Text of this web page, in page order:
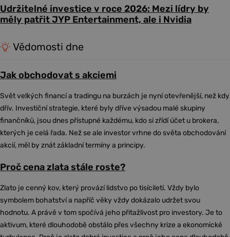
Udržitelné investice v roce 2026: Mezi lídry by
měly patřit JYP Entertainment, ale i Nvidia
Vědomosti dne
Jak obchodovat s akciemi
Svět velkých financí a tradingu na burzách je nyní otevřenější, než kdy
dřív. Investiční strategie, které byly dříve výsadou malé skupiny
finančníků, jsou dnes přístupné každému, kdo si zřídí účet u brokera,
kterých je celá řada. Než se ale investor vrhne do světa obchodování
akcií, měl by znát základní termíny a principy.
Proč cena zlata stále roste?
Zlato je cenný kov, který provází lidstvo po tisíciletí. Vždy bylo
symbolem bohatství a napříč věky vždy dokázalo udržet svou
hodnotu. A právě v tom spočívá jeho přitažlivost pro investory. Je to
aktivum, které dlouhodobě obstálo přes všechny krize a ekonomické